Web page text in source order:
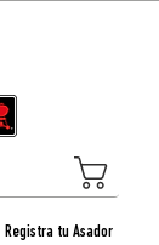
Registra tu Asador